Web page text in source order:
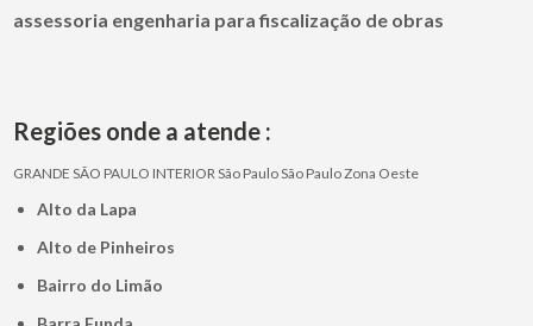
assessoria engenharia para fiscalização de obras
Regiões onde a atende :
GRANDE SÃO PAULO INTERIORSão PauloSão PauloZona Oeste
Alto da Lapa
Alto de Pinheiros
Bairro do Limão